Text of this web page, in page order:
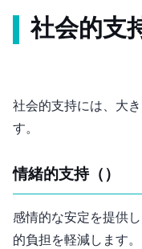
社会的支
社会的支持には、大
す。
1. 情緒的支持（Emotional Support）
感情的な安定を提供
的負担を軽減します。